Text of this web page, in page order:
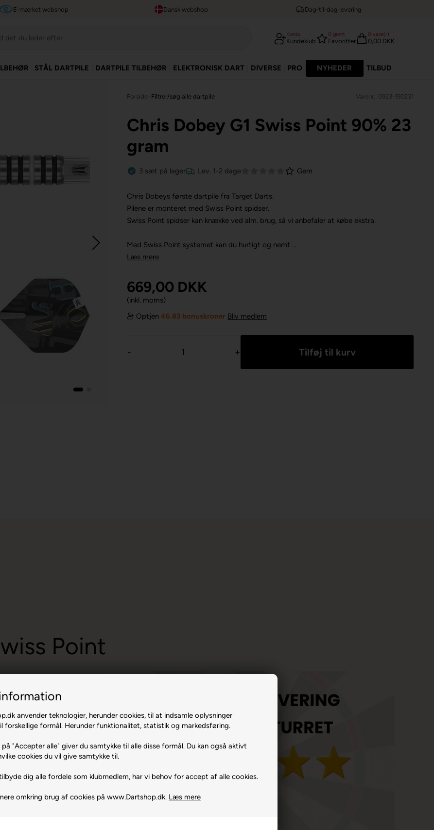
anvender teknologier, herunder cookies, til at indsamle oplysninger
forskellige formål. Herunder funktionalitet, statistik og markedsføring.
"Accepter alle" giver du samtykke til alle disse formål. Du kan også aktivt
cookies du vil give samtykke til.
dig alle fordele som klubmedlem, har vi behov for accept af alle cookies.
omkring brug af cookies på www.Dartshop.dk. Læs mere
E-mærket webshop Dansk webshop Dag-til-dag levering
Konto
Kundeklub
0 gemt
Favoritter
0 vare(r)
0,00 DKK
STÅL DARTPILE DARTPILE TILBEHØR ELEKTRONISK DART DIVERSE PRO NYHEDER TILBUD
Forside Filtrer/søg alle dartpile Varenr.: 0923-190231
Chris Dobey G1 Swiss Point 90% 23
gram
3 sæt på lager Lev. 1-2 dage Gem
Chris Dobeys første dartpile fra Target Darts.
Pilene er monteret med Swiss Point spidser.
Swiss Point spidser kan knække ved alm. brug, så vi anbefaler at købe ekstra.
Med Swiss Point systemet kan du hurtigt og nemt ...
Læs mere
669,00 DKK
(inkl. moms)
Optjen46.83 bonuskroner Bliv medlem
- +
Point
Std. Flights